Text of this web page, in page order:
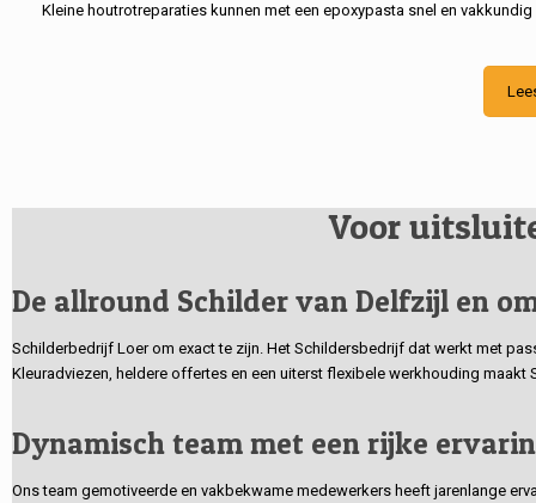
Kleine houtrotreparaties kunnen met een epoxypasta snel en
Voor
De allround Schilder van Delfzijl en
Schilderbedrijf Loer om exact te zijn. Het Schildersbedrijf dat werkt met
Kleuradviezen, heldere offertes en een uiterst flexibele werkhouding
Dynamisch team met een rijke
Ons team gemotiveerde en vakbekwame medewerkers heeft jarenlange